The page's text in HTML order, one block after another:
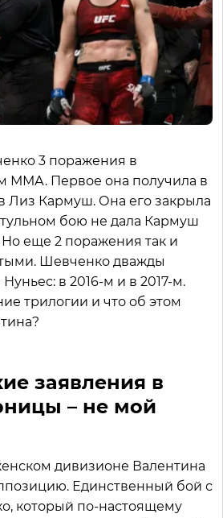
3 поражения в
ММА. Первое она получила в
Лиз Кармуш. Она его закрыла
бою не дала Кармуш
еще 2 поражения так и
Шевченко дважды
в 2016-м и в 2017-м.
трилогии и что об этом
заявления в
– не мой
дивизионе Валентина
Единственный бой с
который по-настоящему